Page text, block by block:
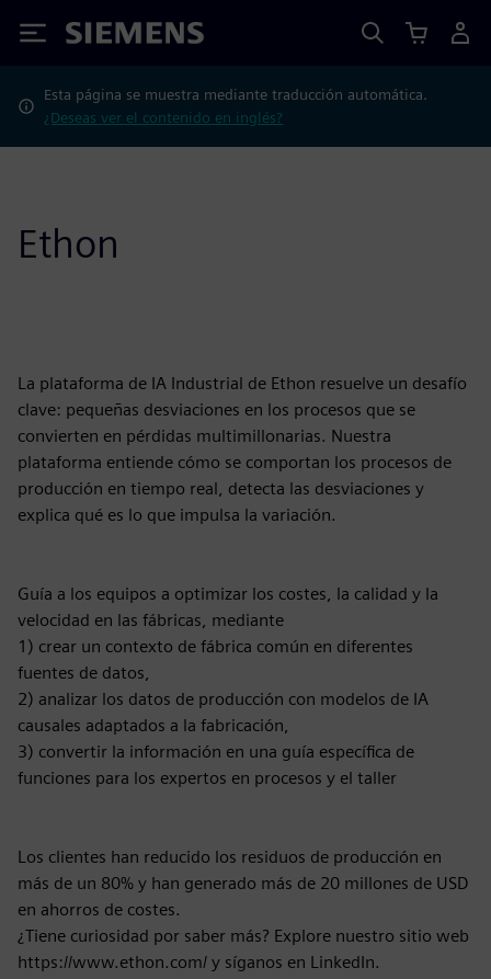
Siemens
Esta página se muestra mediante traducción automática.
¿Deseas ver el contenido en inglés?
Ethon
La plataforma de IA Industrial de Ethon resuelve un desafío
clave: pequeñas desviaciones en los procesos que se
convierten en pérdidas multimillonarias. Nuestra
plataforma entiende cómo se comportan los procesos de
producción en tiempo real, detecta las desviaciones y
explica qué es lo que impulsa la variación.
Guía a los equipos a optimizar los costes, la calidad y la
velocidad en las fábricas, mediante
1) crear un contexto de fábrica común en diferentes
fuentes de datos,
2) analizar los datos de producción con modelos de IA
causales adaptados a la fabricación,
3) convertir la información en una guía específica de
funciones para los expertos en procesos y el taller
Los clientes han reducido los residuos de producción en
más de un 80% y han generado más de 20 millones de USD
en ahorros de costes.
¿Tiene curiosidad por saber más? Explore nuestro sitio web
https://www.ethon.com/ y síganos en LinkedIn.